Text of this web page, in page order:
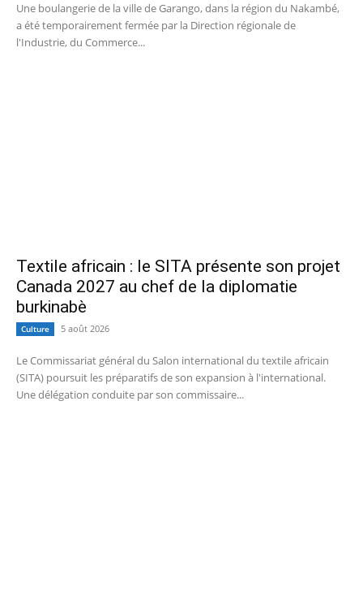
Une boulangerie de la ville de Garango, dans la région du Nakambé,
a été temporairement fermée par la Direction régionale de
l'Industrie, du Commerce...
Textile africain : le SITA présente son projet
Canada 2027 au chef de la diplomatie
burkinabè
Culture 5 août 2026
Le Commissariat général du Salon international du textile africain
(SITA) poursuit les préparatifs de son expansion à l'international.
Une délégation conduite par son commissaire...